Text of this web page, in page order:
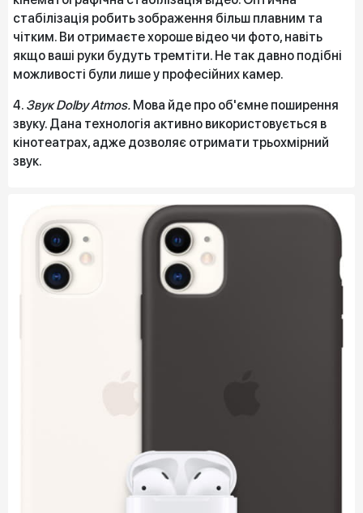
стабілізація робить зображення більш плавним та
чітким. Ви отримаєте хороше відео чи фото, навіть
якщо ваші руки будуть тремтіти. Не так давно подібні
можливості були лише у професійних камер.
4. Звук Dolby Atmos. Мова йде про об'ємне поширення
звуку. Дана технологія активно використовується в
кінотеатрах, адже дозволяє отримати трьохмірний
звук.